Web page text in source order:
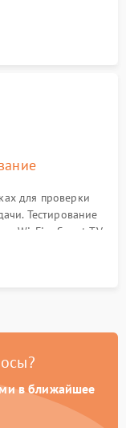
корпуса.
обеспечения.
для проверки
Тестирование
Wi-Fi и Smart TV
часов.
в ближайшее